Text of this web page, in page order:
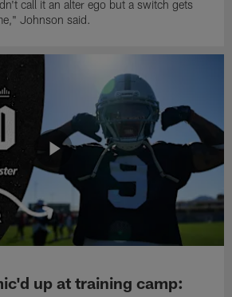
call it an alter ego but a switch gets
Johnson said.
up at training camp: